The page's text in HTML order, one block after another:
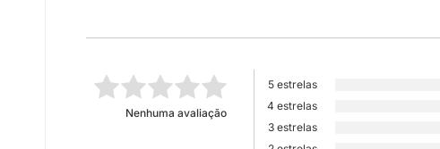
Nenhuma avaliação
5 estrelas
4 estrelas
3 estrelas